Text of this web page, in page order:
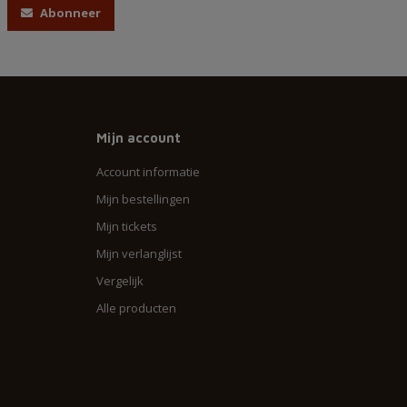
Abonneer
Mijn account
Account informatie
Mijn bestellingen
Mijn tickets
Mijn verlanglijst
Vergelijk
Alle producten